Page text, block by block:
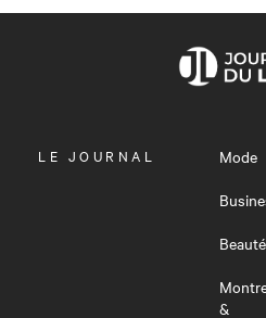
OUVRIR
LE JOURNAL
Mode
Beauté
&